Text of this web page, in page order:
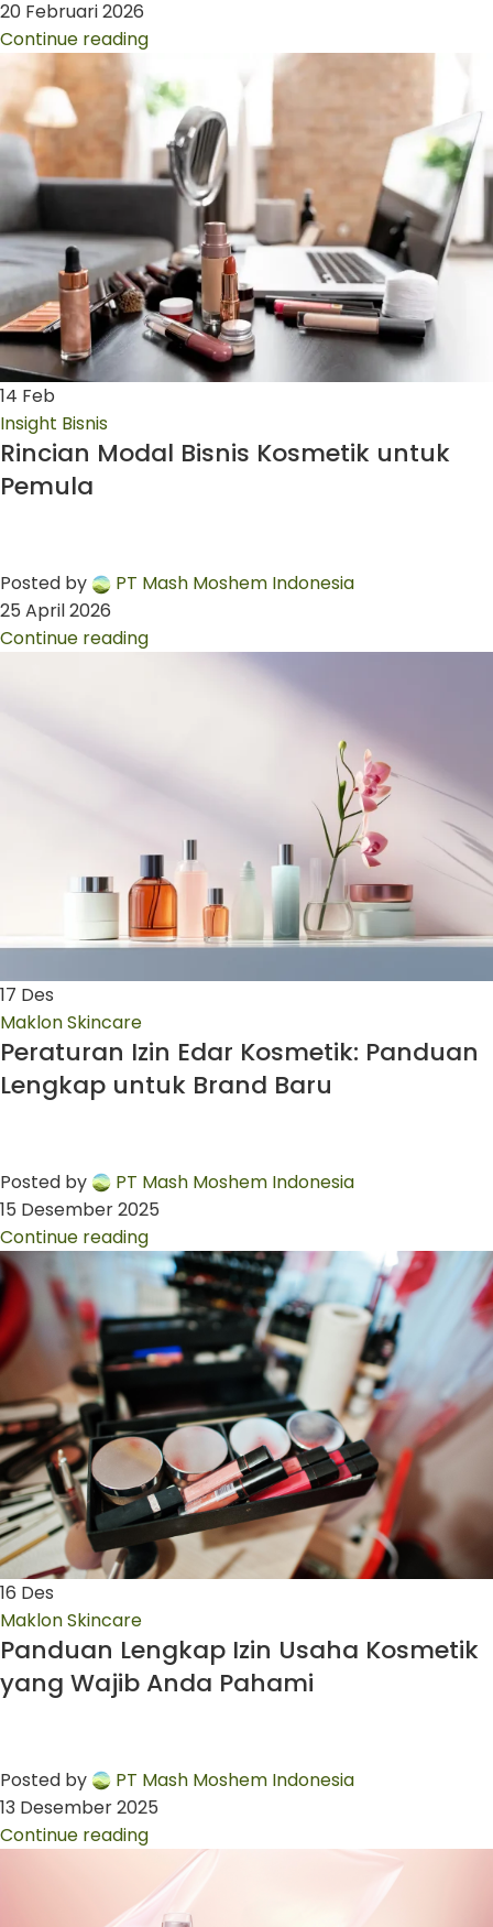
20 Februari 2026
Continue reading
14 Feb
Insight Bisnis
Rincian Modal Bisnis Kosmetik untuk
Pemula
Posted by
PT Mash Moshem Indonesia
25 April 2026
Continue reading
17 Des
Maklon Skincare
Peraturan Izin Edar Kosmetik: Panduan
Lengkap untuk Brand Baru
Posted by
PT Mash Moshem Indonesia
15 Desember 2025
Continue reading
16 Des
Maklon Skincare
Panduan Lengkap Izin Usaha Kosmetik
yang Wajib Anda Pahami
Posted by
PT Mash Moshem Indonesia
13 Desember 2025
Continue reading